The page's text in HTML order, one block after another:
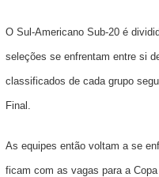
O Sul-Americano Sub-20 é
seleções se enfrentam entre si
classificados de cada grupo
Final.
As equipes então voltam a se
ficam com as vagas para a